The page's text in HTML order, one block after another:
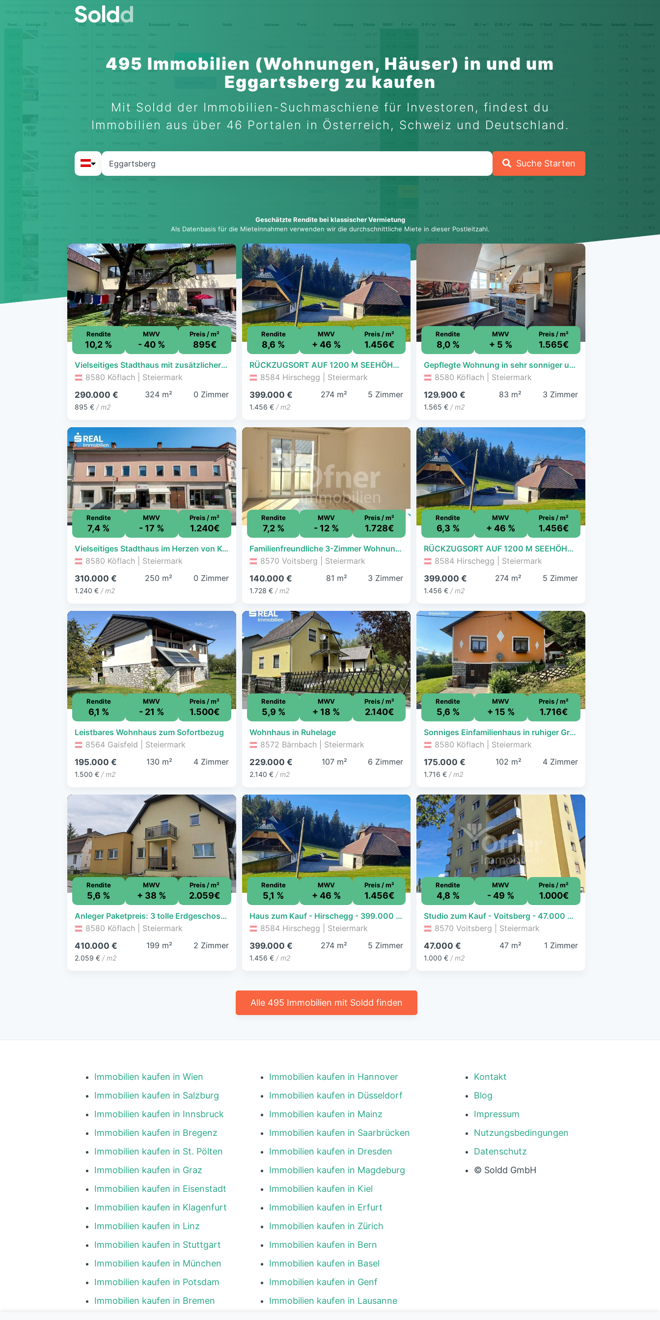
495 Immobilien (Wohnungen, Häuser) in und um
Eggartsberg zu kaufen
Mit Soldd der Immobilien-Suchmaschiene für Investoren, findest du
Immobilien aus über 46 Portalen in Österreich, Schweiz und Deutschland.
Suche Starten
Geschätzte Rendite bei klassischer Vermietung
Als Datenbasis für die Mieteinnahmen verwenden wir die durchschnittliche Miete in dieser Postleitzahl.
Rendite
10,2 %
MWV
- 40 %
Preis / m²
895€
Vielseitiges Stadthaus mit zusätzlicher Wohnung - ideal kombinierbar für Wohnen & Vermietung
8580 Köflach | Steiermark
290.000 €
895 € / m2
324 m² 0 Zimmer
Rendite
8,6 %
MWV
+ 46 %
Preis / m²
1.456€
RÜCKZUGSORT AUF 1200 M SEEHÖHE- NATURIDYLLE MIT WEITBLICK UND VIEL PLATZ FÜR IHRE IDEEN!
8584 Hirschegg | Steiermark
399.000 €
1.456 €/ m2
274 m² 5 Zimmer
Rendite
8,0 %
MWV
+ 5 %
Preis / m²
1.565€
Gepflegte Wohnung in sehr sonniger und ruhiger Lage Nähe Therme Nova Köflach
8580 Köflach | Steiermark
129.900 €
1.565 € / m2
83 m² 3 Zimmer
Rendite
7,4 %
MWV
- 17 %
Preis / m²
1.240€
Vielseitiges Stadthaus im Herzen von Köflach
8580 Köflach | Steiermark
310.000 €
1.240 € / m2
250 m² 0 Zimmer
Rendite
7,2 %
MWV
- 12 %
Preis / m²
1.728€
Familienfreundliche 3-Zimmer Wohnung mit Südwest-Balkon in Top Lage
8570 Voitsberg | Steiermark
140.000 €
1.728 €/ m2
81 m² 3 Zimmer
Rendite
6,3 %
MWV
+ 46 %
Preis / m²
1.456€
RÜCKZUGSORT AUF 1200 M SEEHÖHE- NATURIDYLLE MIT WEITBLICK UND VIEL PLATZ FÜR IHRE IDEEN!
8584 Hirschegg | Steiermark
399.000 €
1.456 € / m2
274 m² 5 Zimmer
Rendite
6,1 %
MWV
- 21 %
Preis / m²
1.500€
Leistbares Wohnhaus zum Sofortbezug
8564 Gaisfeld | Steiermark
195.000 €
1.500 € / m2
130 m² 4 Zimmer
Rendite
5,9 %
MWV
+ 18 %
Preis / m²
2.140€
Wohnhaus in Ruhelage
8572 Bärnbach | Steiermark
229.000 €
2.140 €/ m2
107 m² 6 Zimmer
Rendite
5,6 %
MWV
+ 15 %
Preis / m²
1.716€
Sonniges Einfamilienhaus in ruhiger Grünlage in Köflach
8580 Köflach | Steiermark
175.000 €
1.716 € / m2
102 m² 4 Zimmer
Rendite
5,6 %
MWV
+ 38 %
Preis / m²
2.059€
Anleger Paketpreis: 3 tolle Erdgeschosswohnungen mit Terrassen und Grünflächen
8580 Köflach | Steiermark
410.000 €
2.059 € / m2
199 m² 2 Zimmer
Rendite
5,1 %
MWV
+ 46 %
Preis / m²
1.456€
Haus zum Kauf - Hirschegg - 399.000 € - 5 Zimmer, 274 m², 7.650 m² Grundstück
8584 Hirschegg | Steiermark
399.000 €
1.456 €/ m2
274 m² 5 Zimmer
Rendite
4,8 %
MWV
- 49 %
Preis / m²
1.000€
Studio zum Kauf - Voitsberg - 47.000 € - 1 Zimmer, 47 m², 4. Geschoss
8570 Voitsberg | Steiermark
47.000 €
1.000 € / m2
47 m² 1 Zimmer
Alle 495 Immobilien mit Soldd finden
Immobilien kaufen in Wien
Immobilien kaufen in Salzburg
Immobilien kaufen in Innsbruck
Immobilien kaufen in Bregenz
Immobilien kaufen in St. Pölten
Immobilien kaufen in Graz
Immobilien kaufen in Eisenstadt
Immobilien kaufen in Klagenfurt
Immobilien kaufen in Linz
Immobilien kaufen in Stuttgart
Immobilien kaufen in München
Immobilien kaufen in Potsdam
Immobilien kaufen in Bremen
Immobilien kaufen in Hannover
Immobilien kaufen in Düsseldorf
Immobilien kaufen in Mainz
Immobilien kaufen in Saarbrücken
Immobilien kaufen in Dresden
Immobilien kaufen in Magdeburg
Immobilien kaufen in Kiel
Immobilien kaufen in Erfurt
Immobilien kaufen in Zürich
Immobilien kaufen in Bern
Immobilien kaufen in Basel
Immobilien kaufen in Genf
Immobilien kaufen in Lausanne
Kontakt
Blog
Impressum
Nutzungsbedingungen
Datenschutz
© Soldd GmbH